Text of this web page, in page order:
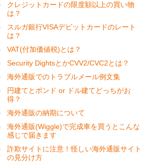
クレジットカードの限度額以上の買い物
は？
スルガ銀行VISAデビットカードのレート
は？
VAT(付加価値税)とは？
Security DightsとかCVV2/CVC2とは？
海外通販でのトラブルメール例文集
円建てとポンド or ドル建てどっちがお
得？
海外通販の納期について
海外通販(Wiggle)で完成車を買うとこんな
感じで届きます
詐欺サイトに注意！怪しい海外通販サイト
の見分け方